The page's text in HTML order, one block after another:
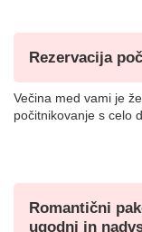
Rezervacija
Večina med vami je
počitnikovanje s celo
Romantični
ugodni in